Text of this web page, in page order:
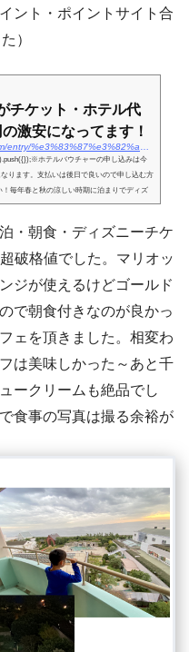
ント・ポイントサイト合
）
チケット・ホテル代
激安になってます！
https://www.sorakara-mile.com/entry/%e3%83%87%e3%82%a3%e3%82%ba%e3%83%8b%e3%83%bc%e3%83%a9%e3%83%b3%e3%83%89%e3%81%8c%e3%83%81%e3%82%b1%e3%83%83%e3%83%88%e3%83%bb%e3%83%9b%e3%83%86%e3%83%ab%e4%bb%a3%e8%be%bc%e3%81%bf%e3%81%a7%ef%bc%91
).push({});※ホテルバウチャーの申し込みは今
なります。支払いは後日で良いので申し込む方
毎年春と秋の涼しい時期に泊まりでディズ
・朝食・ディズニーチケ
破格値でした。マリオッ
ジが使えるけどゴールド
で朝食付きなのが良かっ
ェを頂きました。相変わ
は美味しかった～あと千
ークリームも絶品でし
食事の写真は撮る余裕が